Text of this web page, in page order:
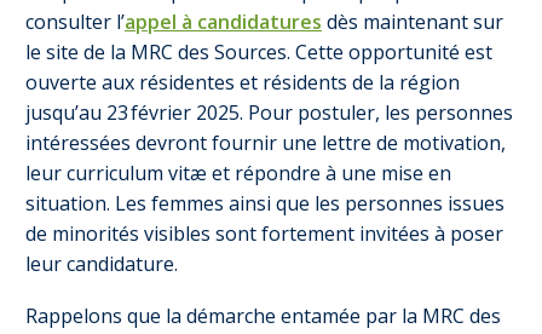
consulter l’appel à candidatures dès maintenant sur
le site de la MRC des Sources. Cette opportunité est
ouverte aux résidentes et résidents de la région
jusqu’au 23 février 2025. Pour postuler, les personnes
intéressées devront fournir une lettre de motivation,
leur curriculum vitæ et répondre à une mise en
situation. Les femmes ainsi que les personnes issues
de minorités visibles sont fortement invitées à poser
leur candidature.
Rappelons que la démarche entamée par la MRC des